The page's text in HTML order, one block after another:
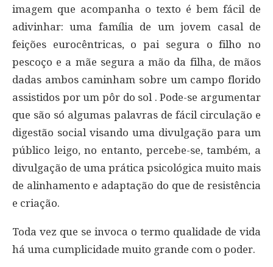
imagem que acompanha o texto é bem fácil de
adivinhar: uma família de um jovem casal de
feições eurocêntricas, o pai segura o filho no
pescoço e a mãe segura a mão da filha, de mãos
dadas ambos caminham sobre um campo florido
assistidos por um pôr do sol . Pode-se argumentar
que são só algumas palavras de fácil circulação e
digestão social visando uma divulgação para um
público leigo, no entanto, percebe-se, também, a
divulgação de uma prática psicológica muito mais
de alinhamento e adaptação do que de resistência
e criação.
Toda vez que se invoca o termo qualidade de vida
há uma cumplicidade muito grande com o poder.